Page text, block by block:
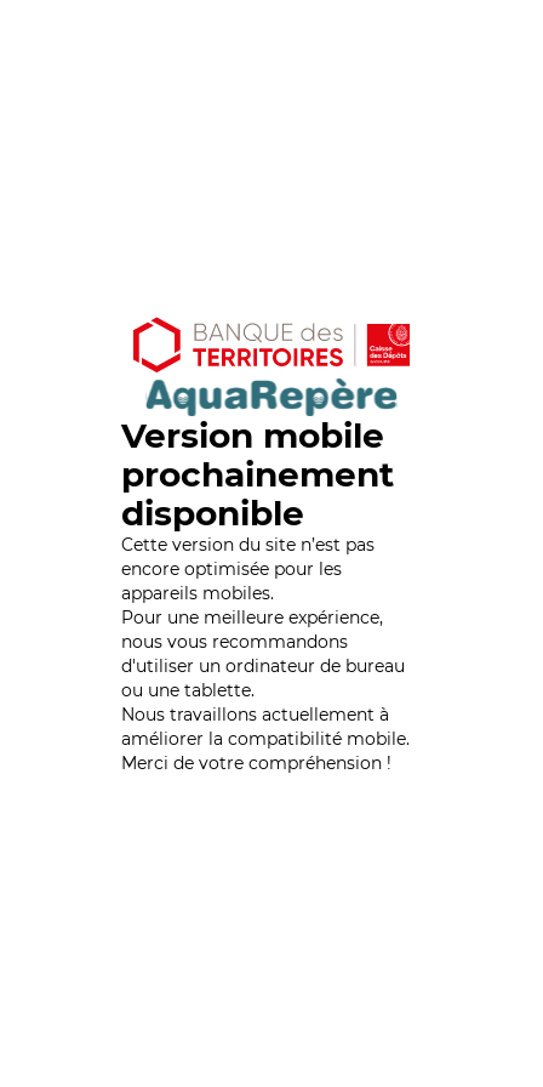
Version mobile
prochainement
disponible
Cette version du site n’est pas
encore optimisée pour les
appareils mobiles.
Pour une meilleure expérience,
nous vous recommandons
d'utiliser un ordinateur de bureau
ou une tablette.
Nous travaillons actuellement à
améliorer la compatibilité mobile.
Merci de votre compréhension !